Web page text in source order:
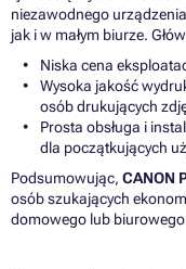
niezawodnego
jak i w małym biurze.
Niska cena
Wysoka jakość
osób drukujących
Prosta obsługa i
dla początkujących
Podsumowując, CANON
osób szukających
domowego lub